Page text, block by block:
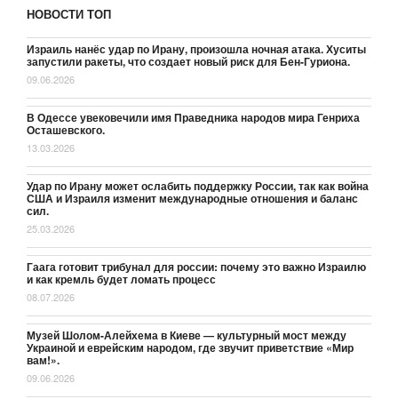
НОВОСТИ ТОП
Израиль нанёс удар по Ирану, произошла ночная атака. Хуситы
запустили ракеты, что создает новый риск для Бен-Гуриона.
09.06.2026
В Одессе увековечили имя Праведника народов мира Генриха
Осташевского.
13.03.2026
Удар по Ирану может ослабить поддержку России, так как война
США и Израиля изменит международные отношения и баланс
сил.
25.03.2026
Гаага готовит трибунал для россии: почему это важно Израилю
и как кремль будет ломать процесс
08.07.2026
Музей Шолом-Алейхема в Киеве — культурный мост между
Украиной и еврейским народом, где звучит приветствие «Мир
вам!».
09.06.2026